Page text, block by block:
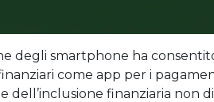
degli smartphone ha
come app per i
dell’inclusione finanziaria non